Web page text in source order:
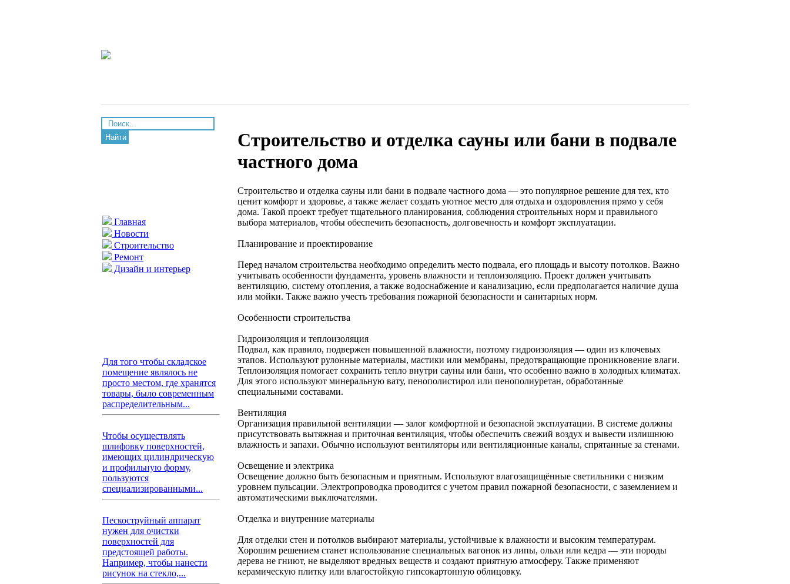
Найти
Главная
Новости
Строительство
Ремонт
Дизайн и интерьер
Для того чтобы складское
помещение являлось не
просто местом, где хранятся
товары, было современным
распределительным...
Чтобы осуществлять
шлифовку поверхностей,
имеющих цилиндрическую
и профильную форму,
пользуются
специализированными...
Пескоструйный аппарат
нужен для очистки
поверхностей для
предстоящей работы.
Например, чтобы нанести
рисунок на стекло,...
Строительство и отделка сауны или бани в подвале
частного дома
Строительство и отделка сауны или бани в подвале частного дома — это популярное решение для тех, кто
ценит комфорт и здоровье, а также желает создать уютное место для отдыха и оздоровления прямо у себя
дома. Такой проект требует тщательного планирования, соблюдения строительных норм и правильного
выбора материалов, чтобы обеспечить безопасность, долговечность и комфорт эксплуатации.
Планирование и проектирование
Перед началом строительства необходимо определить место подвала, его площадь и высоту потолков. Важно
учитывать особенности фундамента, уровень влажности и теплоизоляцию. Проект должен учитывать
вентиляцию, систему отопления, а также водоснабжение и канализацию, если предполагается наличие душа
или мойки. Также важно учесть требования пожарной безопасности и санитарных норм.
Особенности строительства
Гидроизоляция и теплоизоляция
Подвал, как правило, подвержен повышенной влажности, поэтому гидроизоляция — один из ключевых
этапов. Используют рулонные материалы, мастики или мембраны, предотвращающие проникновение влаги.
Теплоизоляция помогает сохранить тепло внутри сауны или бани, что особенно важно в холодных климатах.
Для этого используют минеральную вату, пенополистирол или пенополиуретан, обработанные
специальными составами.
Вентиляция
Организация правильной вентиляции — залог комфортной и безопасной эксплуатации. В системе должны
присутствовать вытяжная и приточная вентиляция, чтобы обеспечить свежий воздух и вывести излишнюю
влажность и запахи. Обычно используют вентиляторы или вентиляционные каналы, спрятанные за стенами.
Освещение и электрика
Освещение должно быть безопасным и приятным. Используют влагозащищённые светильники с низким
уровнем пульсации. Электропроводка проводится с учетом правил пожарной безопасности, с заземлением и
автоматическими выключателями.
Отделка и внутренние материалы
Для отделки стен и потолков выбирают материалы, устойчивые к влажности и высоким температурам.
Хорошим решением станет использование специальных вагонок из липы, ольхи или кедра — эти породы
дерева не гниют, не выделяют вредных веществ и создают приятную атмосферу. Также применяют
керамическую плитку или влагостойкую гипсокартонную облицовку.